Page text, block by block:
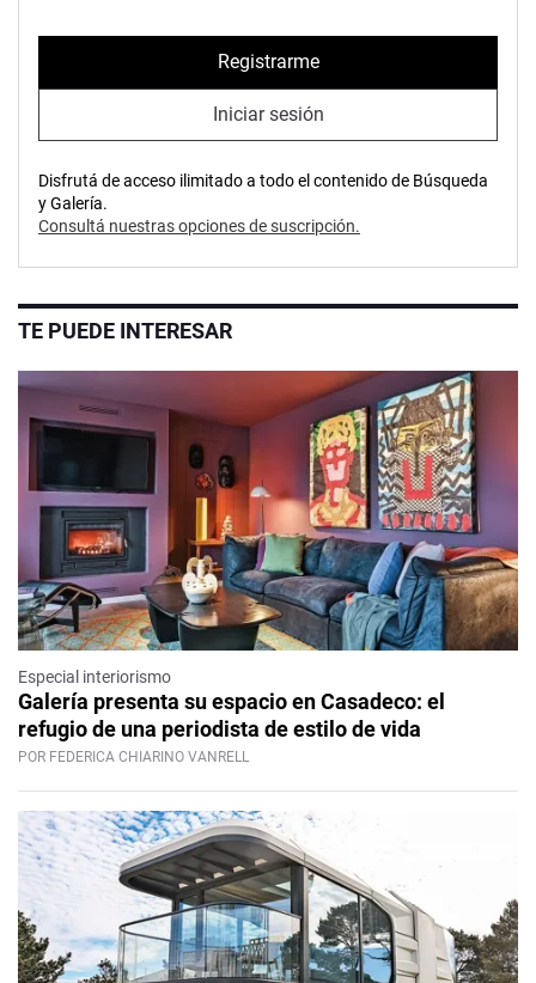
Registrarme
Iniciar sesión
Disfrutá de acceso ilimitado a todo el contenido de Búsqueda
y Galería.
Consultá nuestras opciones de suscripción.
TE PUEDE INTERESAR
Especial interiorismo
Galería presenta su espacio en Casadeco: el
refugio de una periodista de estilo de vida
POR FEDERICA CHIARINO VANRELL